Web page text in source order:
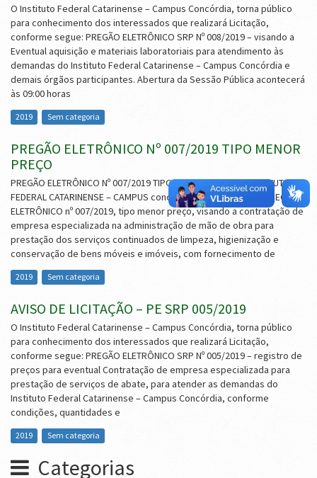
O Instituto Federal Catarinense – Campus Concórdia, torna público
para conhecimento dos interessados que realizará Licitação,
conforme segue: PREGÃO ELETRÔNICO SRP Nº 008/2019 – visando a
Eventual aquisição e materiais laboratoriais para atendimento às
demandas do Instituto Federal Catarinense – Campus Concórdia e
demais órgãos participantes. Abertura da Sessão Pública acontecerá
às 09:00 horas
2019 Sem categoria
PREGÃO ELETRÔNICO Nº 007/2019 TIPO MENOR
PREÇO
PREGÃO ELETRÔNICO Nº 007/2019 TIPO MENOR PREÇO O INSTITUTO
FEDERAL CATARINENSE – CAMPUS concórdia, torna público o PREGÃO
ELETRÔNICO nº 007/2019, tipo menor preço, visando a contratação de
empresa especializada na administração de mão de obra para
prestação dos serviços continuados de limpeza, higienização e
conservação de bens móveis e imóveis, com fornecimento de
2019 Sem categoria
AVISO DE LICITAÇÃO – PE SRP 005/2019
O Instituto Federal Catarinense – Campus Concórdia, torna público
para conhecimento dos interessados que realizará Licitação,
conforme segue: PREGÃO ELETRÔNICO SRP Nº 005/2019 – registro de
preços para eventual Contratação de empresa especializada para
prestação de serviços de abate, para atender as demandas do
Instituto Federal Catarinense – Campus Concórdia, conforme
condições, quantidades e
2019 Sem categoria
Categorias